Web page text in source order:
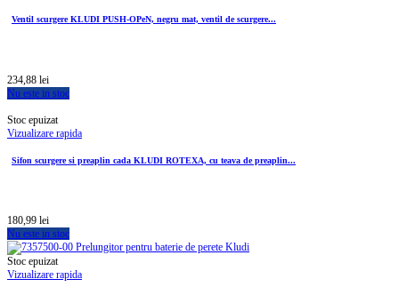
Ventil scurgere KLUDI PUSH-OPeN, negru mat, ventil de scurgere...
234,88 lei
Nu este in stoc
Stoc epuizat
Vizualizare rapida
Sifon scurgere si preaplin cada KLUDI ROTEXA, cu teava de preaplin...
180,99 lei
Nu este in stoc
Stoc epuizat
Vizualizare rapida